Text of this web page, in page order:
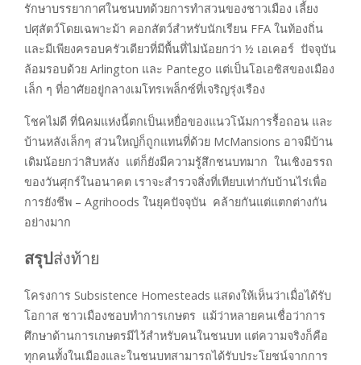
รักษาบรรยากาศในชนบทด้วยการทำสวนของชาวเมือง เลี้ยง
ปศุสัตว์โดยเฉพาะม้า คอกสัตว์สำหรับนักเรียน FFA ในท้องถิ่น
และมีเพียงครอบครัวเดียวที่มีพื้นที่ไม่น้อยกว่า ½ เอเคอร์ ปัจจุบัน
ล้อมรอบด้วย Arlington และ Pantego แต่เป็นโอเอซิสของเมือง
เล็ก ๆ ที่อาศัยอยู่กลางเมโทรเพล็กซ์ที่เจริญรุ่งเรือง
โชคไม่ดี ที่นิคมแห่งนี้ตกเป็นเหยื่อของแนวโน้มการรื้อถอน และ
บ้านหลังเล็กๆ ส่วนใหญ่ก็ถูกแทนที่ด้วย McMansions อาจมีบ้าน
เดิมน้อยกว่าสิบหลัง แต่ก็ยังมีความรู้สึกชนบทมาก ในเชิงอรรถ
ของวันศุกร์ในอนาคต เราจะสำรวจสิ่งที่เทียบเท่ากับบ้านไร่เพื่อ
การยังชีพ – Agrihoods ในยุคปัจจุบัน คล้ายกันแต่แตกต่างกัน
อย่างมาก
สรุปส่งท้าย
โครงการ Subsistence Homesteads แสดงให้เห็นว่าเมื่อได้รับ
โอกาส ชาวเมืองชอบทำการเกษตร แม้ว่าหลายคนเชื่อว่าการ
ศึกษาด้านการเกษตรมีไว้สำหรับคนในชนบท แต่ความจริงก็คือ
ทุกคนทั้งในเมืองและในชนบทสามารถได้รับประโยชน์จากการ